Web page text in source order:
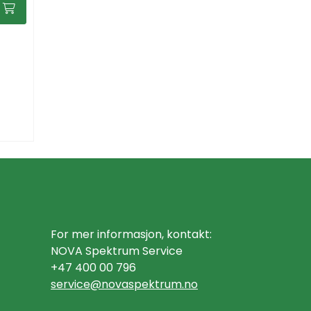
For mer informasjon, kontakt:
NOVA Spektrum Service
+47 400 00 796
service@novaspektrum.no